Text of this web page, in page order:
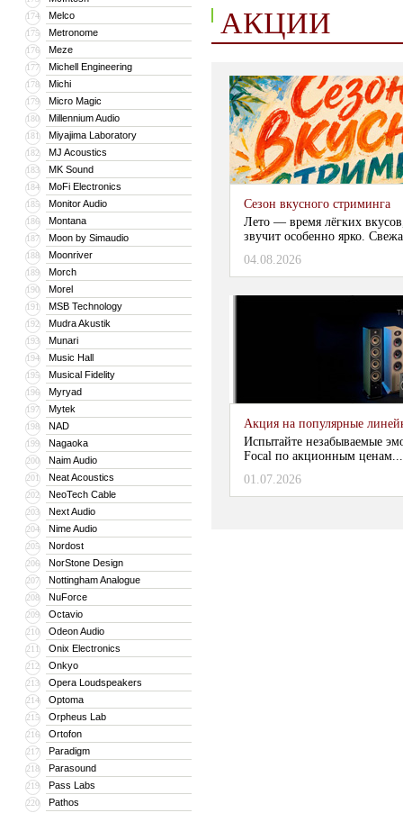
174 Melco
175 Metronome
176 Meze
177 Michell Engineering
178 Michi
179 Micro Magic
180 Millennium Audio
181 Miyajima Laboratory
182 MJ Acoustics
183 MK Sound
184 MoFi Electronics
185 Monitor Audio
186 Montana
187 Moon by Simaudio
188 Moonriver
189 Morch
190 Morel
191 MSB Technology
192 Mudra Akustik
193 Munari
194 Music Hall
195 Musical Fidelity
196 Myryad
197 Mytek
198 NAD
199 Nagaoka
200 Naim Audio
201 Neat Acoustics
202 NeoTech Cable
203 Next Audio
204 Nime Audio
205 Nordost
206 NorStone Design
207 Nottingham Analogue
208 NuForce
209 Octavio
210 Odeon Audio
211 Onix Electronics
212 Onkyo
213 Opera Loudspeakers
214 Optoma
215 Orpheus Lab
216 Ortofon
217 Paradigm
218 Parasound
219 Pass Labs
220 Pathos
АКЦИИ
Сезон вкусного стриминга
Лето — время лёгких
звучит особенно ярко.
04.08.2026
Акция на популярные
Испытайте незабываемые
Focal по акционным
01.07.2026